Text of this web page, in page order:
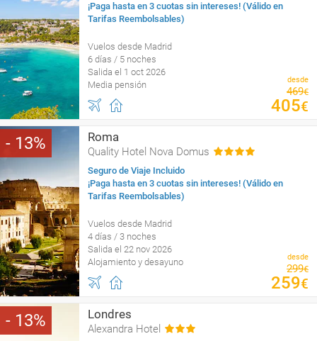
¡Paga hasta en 3 cuotas sin intereses! (Válido en
Tarifas Reembolsables)
Vuelos desde Madrid
6 días / 5 noches
Salida el 1 oct 2026
Media pensión
desde
469€
405€
13 Roma
Quality Hotel Nova Domus
Seguro de Viaje Incluido
¡Paga hasta en 3 cuotas sin intereses! (Válido en
Tarifas Reembolsables)
Vuelos desde Madrid
4 días / 3 noches
Salida el 22 nov 2026
Alojamiento y desayuno
desde
299€
259€
13 Londres
Alexandra Hotel